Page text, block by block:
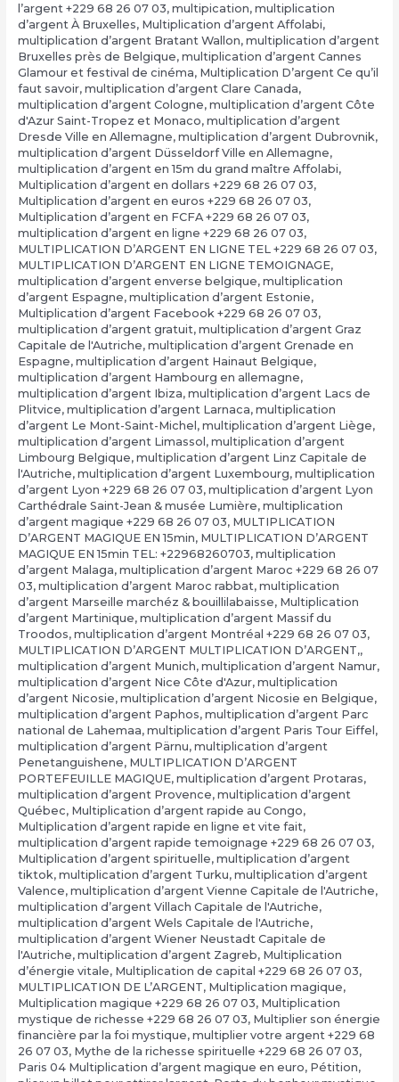
l’argent +229 68 26 07 03, multipication, multiplication
d’argent À Bruxelles, Multiplication d’argent Affolabi,
multiplication d’argent Bratant Wallon, multiplication d’argent
Bruxelles près de Belgique, multiplication d’argent Cannes
Glamour et festival de cinéma, Multiplication D’argent Ce qu’il
faut savoir, multiplication d’argent Clare Canada,
multiplication d’argent Cologne, multiplication d’argent Côte
d'Azur Saint-Tropez et Monaco, multiplication d’argent
Dresde Ville en Allemagne, multiplication d’argent Dubrovnik,
multiplication d’argent Düsseldorf Ville en Allemagne,
multiplication d’argent en 15m du grand maître Affolabi,
Multiplication d’argent en dollars +229 68 26 07 03,
Multiplication d’argent en euros +229 68 26 07 03,
Multiplication d’argent en FCFA +229 68 26 07 03,
multiplication d’argent en ligne +229 68 26 07 03,
MULTIPLICATION D’ARGENT EN LIGNE TEL +229 68 26 07 03,
MULTIPLICATION D’ARGENT EN LIGNE TEMOIGNAGE,
multiplication d’argent enverse belgique, multiplication
d’argent Espagne, multiplication d’argent Estonie,
Multiplication d’argent Facebook +229 68 26 07 03,
multiplication d’argent gratuit, multiplication d’argent Graz
Capitale de l'Autriche, multiplication d’argent Grenade en
Espagne, multiplication d’argent Hainaut Belgique,
multiplication d’argent Hambourg en allemagne,
multiplication d’argent Ibiza, multiplication d’argent Lacs de
Plitvice, multiplication d’argent Larnaca, multiplication
d’argent Le Mont-Saint-Michel, multiplication d’argent Liège,
multiplication d’argent Limassol, multiplication d’argent
Limbourg Belgique, multiplication d’argent Linz Capitale de
l'Autriche, multiplication d’argent Luxembourg, multiplication
d’argent Lyon +229 68 26 07 03, multiplication d’argent Lyon
Carthédrale Saint-Jean & musée Lumière, multiplication
d’argent magique +229 68 26 07 03, MULTIPLICATION
D’ARGENT MAGIQUE EN 15min, MULTIPLICATION D’ARGENT
MAGIQUE EN 15min TEL: +22968260703, multiplication
d’argent Malaga, multiplication d’argent Maroc +229 68 26 07
03, multiplication d’argent Maroc rabbat, multiplication
d’argent Marseille marchéz & bouillilabaisse, Multiplication
d’argent Martinique, multiplication d’argent Massif du
Troodos, multiplication d’argent Montréal +229 68 26 07 03,
MULTIPLICATION D’ARGENT MULTIPLICATION D’ARGENT,,
multiplication d’argent Munich, multiplication d’argent Namur,
multiplication d’argent Nice Côte d'Azur, multiplication
d’argent Nicosie, multiplication d’argent Nicosie en Belgique,
multiplication d’argent Paphos, multiplication d’argent Parc
national de Lahemaa, multiplication d’argent Paris Tour Eiffel,
multiplication d’argent Pärnu, multiplication d’argent
Penetanguishene, MULTIPLICATION D’ARGENT
PORTEFEUILLE MAGIQUE, multiplication d’argent Protaras,
multiplication d’argent Provence, multiplication d’argent
Québec, Multiplication d’argent rapide au Congo,
Multiplication d’argent rapide en ligne et vite fait,
multiplication d’argent rapide temoignage +229 68 26 07 03,
Multiplication d’argent spirituelle, multiplication d’argent
tiktok, multiplication d’argent Turku, multiplication d’argent
Valence, multiplication d’argent Vienne Capitale de l'Autriche,
multiplication d’argent Villach Capitale de l'Autriche,
multiplication d’argent Wels Capitale de l'Autriche,
multiplication d’argent Wiener Neustadt Capitale de
l'Autriche, multiplication d’argent Zagreb, Multiplication
d’énergie vitale, Multiplication de capital +229 68 26 07 03,
MULTIPLICATION DE L’ARGENT, Multiplication magique,
Multiplication magique +229 68 26 07 03, Multiplication
mystique de richesse +229 68 26 07 03, Multiplier son énergie
financière par la foi mystique, multiplier votre argent +229 68
26 07 03, Mythe de la richesse spirituelle +229 68 26 07 03,
Paris 04 Multiplication d’argent magique en euro, Pétition,